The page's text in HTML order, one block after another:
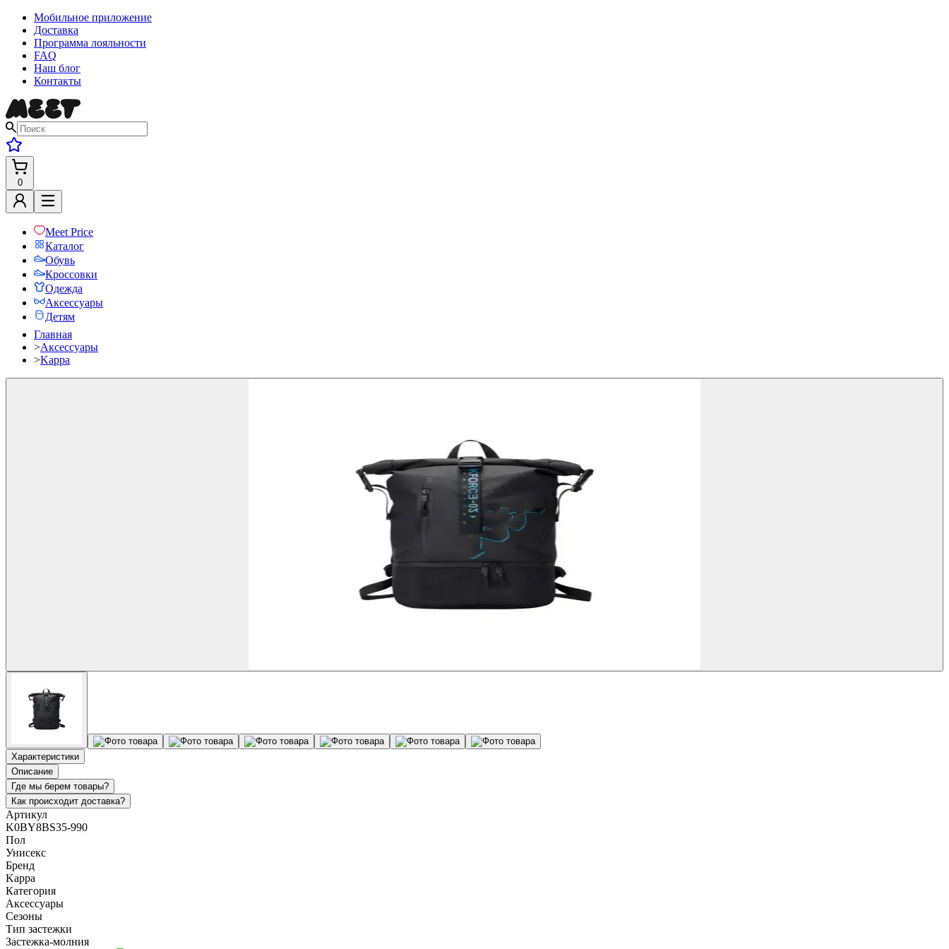
Мобильное приложение
Доставка
Программа лояльности
FAQ
Наш блог
Контакты
0
Meet Price
Каталог
Обувь
Кроссовки
Одежда
Аксессуары
Детям
Главная
>Аксессуары
>Kappa
Характеристики
Описание
Где мы берем товары?
Как происходит доставка?
Артикул
K0BY8BS35-990
Пол
Унисекс
Бренд
Kappa
Категория
Аксессуары
Сезоны
Тип застежки
Застежка-молния